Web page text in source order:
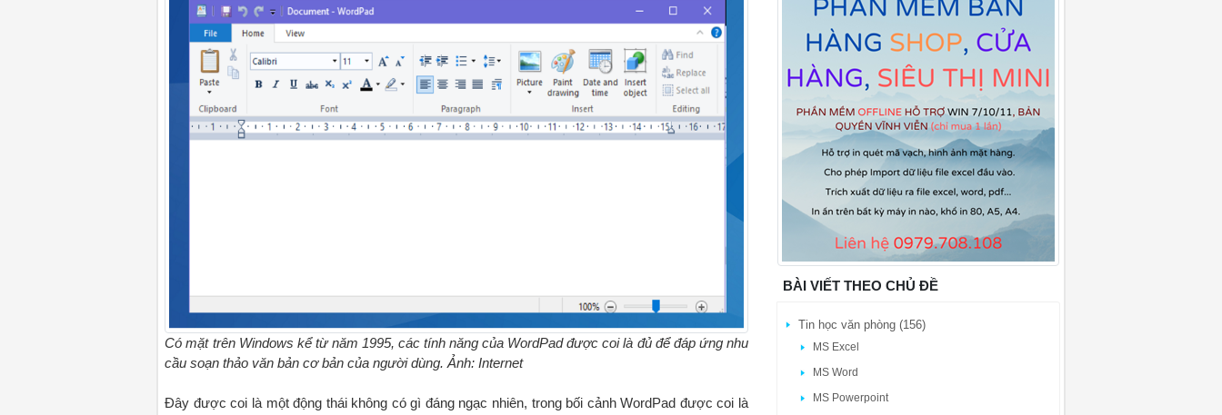
Có mặt trên Windows kể từ năm 1995, các tính năng của WordPad được coi là đủ để đáp ứng nhu
cầu soạn thảo văn bản cơ bản của người dùng. Ảnh: Internet
Đây được coi là một động thái không có gì đáng ngạc nhiên, trong bối cảnh WordPad được coi là
BÀI VIẾT THEO CHỦ ĐỀ
Tin học văn phòng (156)
MS Excel
MS Word
MS Powerpoint